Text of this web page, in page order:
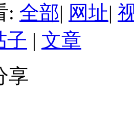
: 全部| 网址|
子 | 文章
享